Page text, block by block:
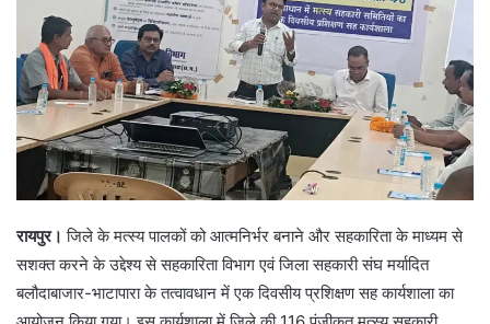
रायपुर। जिले के मत्स्य पालकों को आत्मनिर्भर बनाने और सहकारिता के माध्यम से
सशक्त करने के उद्देश्य से सहकारिता विभाग एवं जिला सहकारी संघ मर्यादित
बलौदाबाजार-भाटापारा के तत्वावधान में एक दिवसीय प्रशिक्षण सह कार्यशाला का